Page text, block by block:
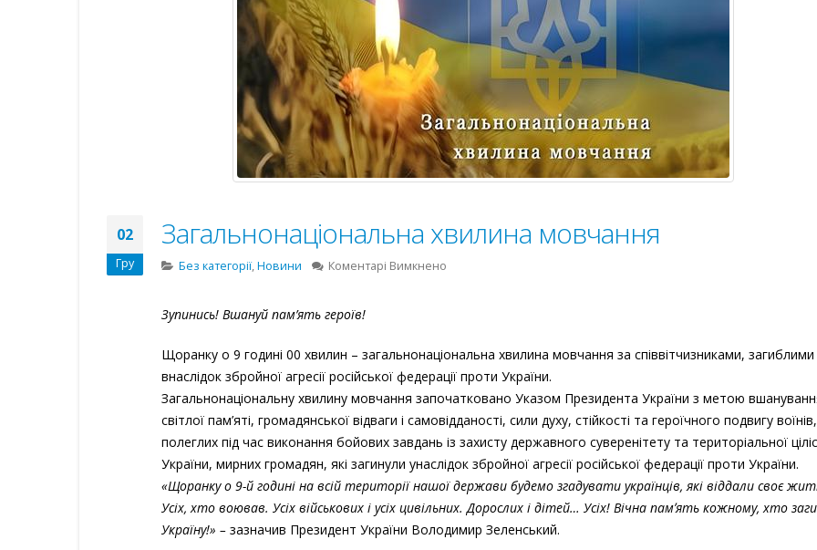
02
Гру
Загальнонаціональна хвилина мовчання
Без категорії,Новини Коментарі Вимкнено
Зупинись! Вшануй пам’ять героїв!
Щоранку о 9 годині 00 хвилин – загальнонаціональна хвилина мовчання за співвітчизниками, загиблими
внаслідок збройної агресії російської федерації проти України.
Загальнонаціональну хвилину мовчання започатковано Указом Президента України з метою
світлої пам’яті, громадянської відваги і самовідданості, сили духу, стійкості та героїчного подвигу воїнів,
полеглих під час виконання бойових завдань із захисту державного суверенітету та територіальної
України, мирних громадян, які загинули унаслідок збройної агресії російської федерації проти України.
«Щоранку о 9-й годині на всій території нашої держави будемо згадувати українців, які віддали своє
Усіх, хто воював. Усіх військових і усіх цивільних. Дорослих і дітей… Усіх! Вічна памʼять кожному, хто
Україну!» – зазначив Президент України Володимир Зеленський.